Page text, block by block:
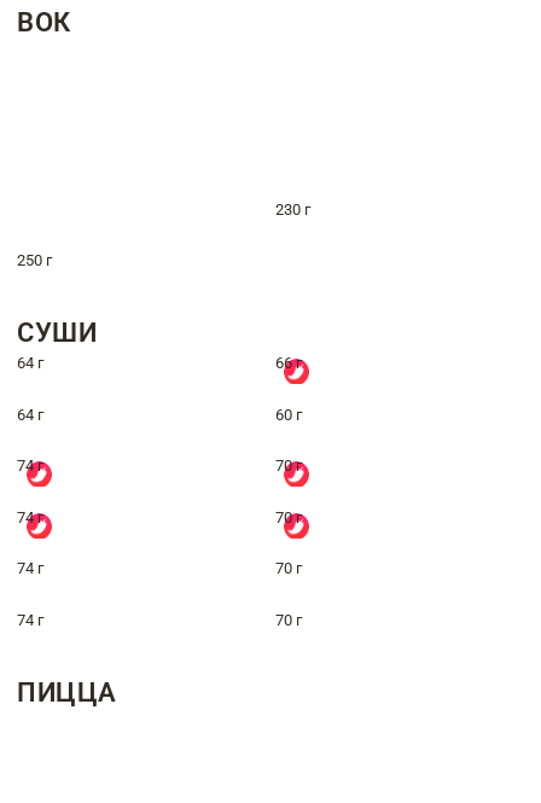
ВОК
230 г
250 г
СУШИ
64 г 66 г
64 г 60 г
74 г 70 г
74 г 70 г
74 г 70 г
74 г 70 г
ПИЦЦА